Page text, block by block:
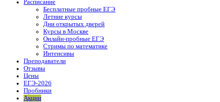
Расписание
Бесплатные пробные ЕГЭ
Летние курсы
Дни открытых дверей
Курсы в Москве
Онлайн-пробные ЕГЭ
Стримы по математике
Интенсивы
Преподаватели
Отзывы
Цены
ЕГЭ-2026
Пробники
Акции